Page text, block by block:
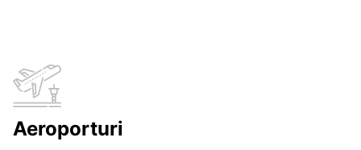
Aeroporturi